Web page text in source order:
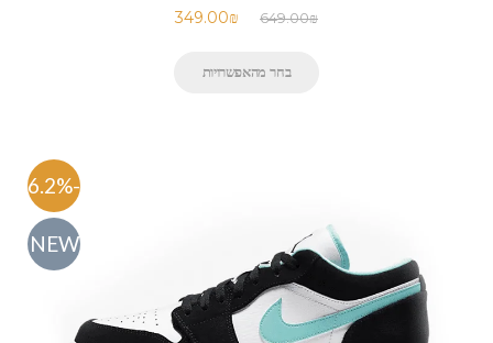
649.00₪
349.00₪
בחר מהאפשרויות
-46.2%
NEW